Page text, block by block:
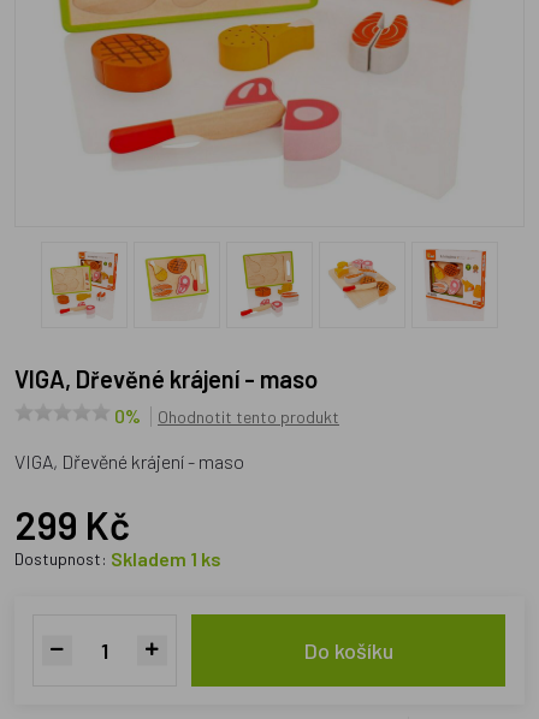
VIGA, Dřevěné krájení - maso
0% Ohodnotit tento produkt
VIGA, Dřevěné krájení - maso
299 Kč
Dostupnost: Skladem 1 ks
Do košíku